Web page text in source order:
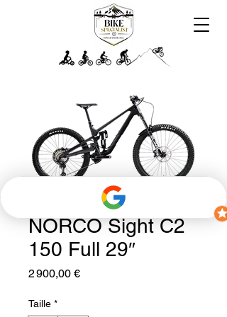
NORCO Sight C2
150 Full 29″
2 900,00 €Prix
Taille *